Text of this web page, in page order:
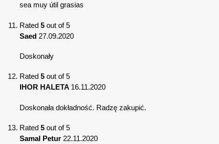
sea muy útil grasias
Rated 5 out of 5
Saed 27.09.2020
Doskonały
Rated 5 out of 5
IHOR HALETA 16.11.2020
Doskonała dokładność. Radzę zakupić.
Rated 5 out of 5
Samal Petur 22.11.2020